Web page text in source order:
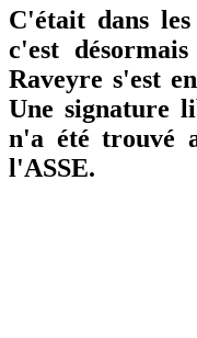
C'était dans
c'est
Raveyre s'est
Une signature
n'a été trouvé
l'ASSE.